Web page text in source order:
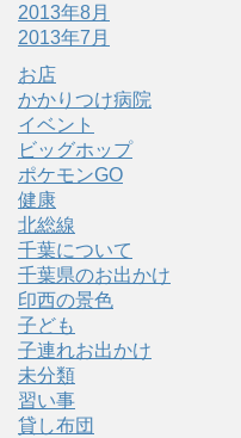
2013年8月
2013年7月
お店
かかりつけ病院
イベント
ビッグホップ
ポケモンGO
健康
北総線
千葉について
千葉県のお出かけ
印西の景色
子ども
子連れお出かけ
未分類
習い事
貸し布団